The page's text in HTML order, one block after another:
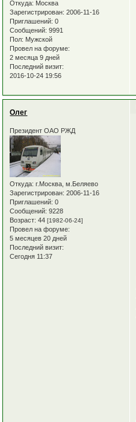
Откуда: Москва
Зарегистрирован: 2006-11-16
Приглашений: 0
Сообщений: 9991
Пол: Мужской
Провел на форуме:
2 месяца 9 дней
Последний визит:
2016-10-24 19:56
Олег
Президент ОАО РЖД
Откуда: г.Москва, м.Беляево
Зарегистрирован: 2006-11-16
Приглашений: 0
Сообщений: 9228
Возраст: 44[1982-06-24]
Провел на форуме:
5 месяцев 20 дней
Последний визит:
Сегодня 11:37